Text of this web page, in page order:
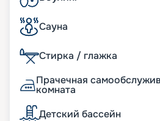
Сауна
Стирка / глажка
Прачечная
комната
Детский бассейн